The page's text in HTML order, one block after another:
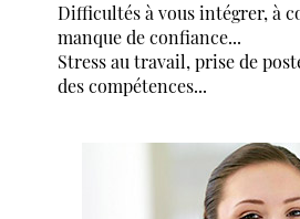
Difficultés à vous intégrer, à
manque de confiance...
Stress au travail, prise de
des compétences...